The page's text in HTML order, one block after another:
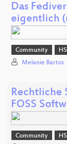
Das
eigentlich
Community
Melanie Bartos
Rechtliche
FOSS
Community